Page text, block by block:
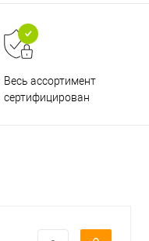
Весь ассортимент
сертифицирован